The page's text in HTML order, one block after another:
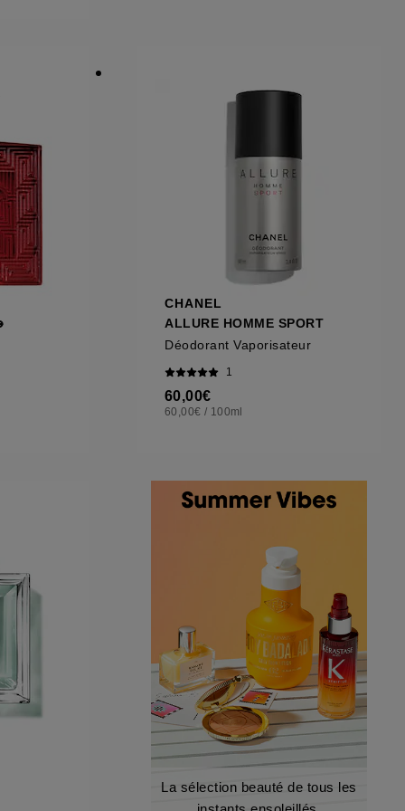
CHANEL
ALLURE HOMME SPORT
Déodorant Vaporisateur
1
60,00€
60,00€ / 100ml
La sélection beauté de tous les
personnaliser vos choix concernant
Sephora pourra associer les
ici